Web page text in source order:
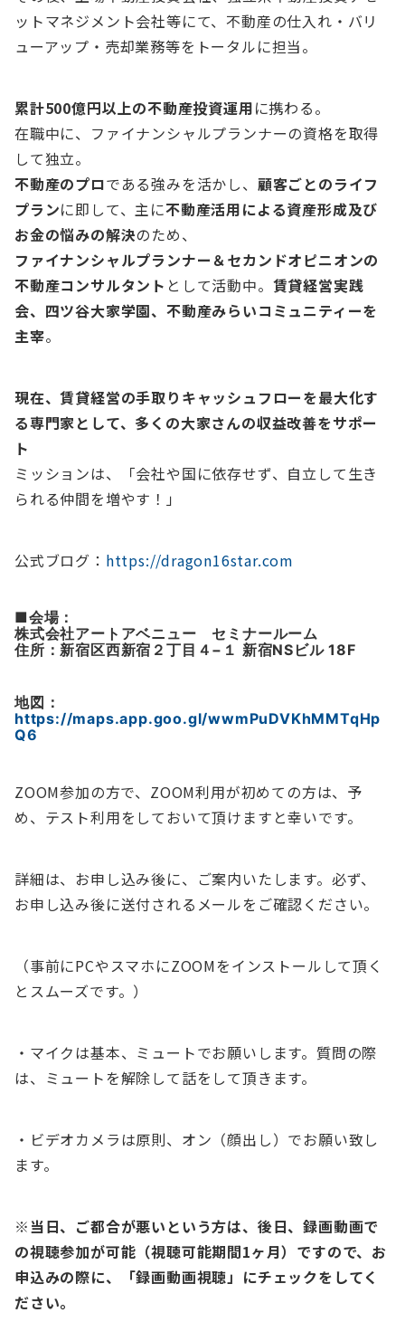
ットマネジメント会社等にて、不動産の仕入れ・バリ
ューアップ・売却業務等をトータルに担当。
累計500億円以上の不動産投資運用に携わる。
在職中に、ファイナンシャルプランナーの資格を取得
して独立。
不動産のプロである強みを活かし、 顧客ごとのライフ
プランに即して、主に不動産活用による資産形成及び
お金の悩みの解決のため、
ファイナンシャルプランナー＆セカンドオピニオンの
不動産コンサルタント として活動中。 賃貸経営実践
会、四ツ谷大家学園、不動産みらいコミュニティーを
主宰。
現在、賃貸経営の手取りキャッシュフローを最大化す
る専門家として、多くの大家さんの収益改善をサポー
ト
ミッションは、「会社や国に依存せず、自立して生き
られる仲間を増やす！」
公式ブログ： https://dragon16star.com
■会場：
株式会社アートアベニュー セミナールーム
住所：新宿区西新宿２丁目４−１ 新宿NSビル 18F
地図：
https://maps.app.goo.gl/wwmPuDVKhMMTqHp
Q6
ZOOM参加の方で、ZOOM利用が初めての方は、予
め、テスト利用をしておいて頂けますと幸いです。
詳細は、お申し込み後に、ご案内いたします。必ず、
お申し込み後に送付されるメールをご確認ください。
（事前にPCやスマホにZOOMをインストールして頂く
とスムーズです。）
・マイクは基本、ミュートでお願いします。質問の際
は、ミュートを解除して話をして頂きます。
・ビデオカメラは原則、オン（顔出し）でお願い致し
ます。
※当日、ご都合が悪いという方は、後日、録画動画で
の視聴参加が可能（視聴可能期間1ヶ月）ですので、お
申込みの際に、
「録画動画視聴」にチェックをしてく
ださい。